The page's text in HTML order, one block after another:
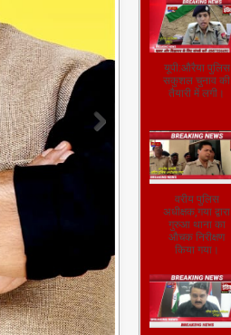
यूपी:औरैया पुलिस
सकुशल चुनाव की
तैयारी में लगी।
वरीय पुलिस
अधीक्षक,गया द्वारा
गुरुआ थाना का
औचक निरीक्षण
किया गया।